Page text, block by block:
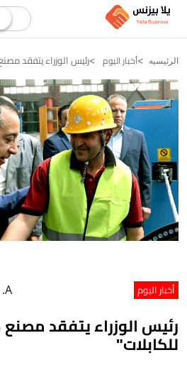
الرئيسيه أخبار اليوم رئيس الوزراء يتفقد
أخبار اليوم .A
رئيس الوزراء يتفقد
للكابلات"